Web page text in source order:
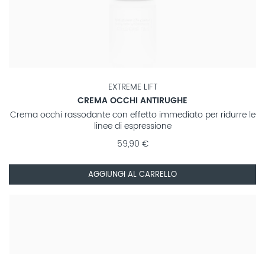
EXTREME LIFT
CREMA OCCHI ANTIRUGHE
Crema occhi rassodante con effetto immediato per ridurre le
linee di espressione
59,90 €
AGGIUNGI AL CARRELLO